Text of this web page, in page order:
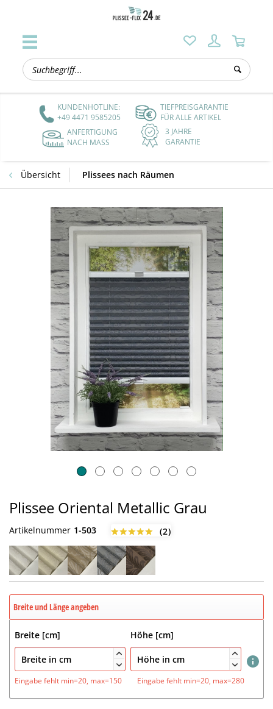
KUNDENHOTLINE:
+49 4471 9585205
TIEFPREISGARANTIE
FÜR ALLE ARTIKEL
ANFERTIGUNG
NACH MASS
3 JAHRE
GARANTIE
Übersicht Plissees nach Räumen
Plissee Oriental Metallic Grau
Artikelnummer 1-503 (2)
Breite und Länge angeben
Breite [cm]


Höhe [cm]


Eingabe fehlt min=20, max=150 Eingabe fehlt min=20, max=280